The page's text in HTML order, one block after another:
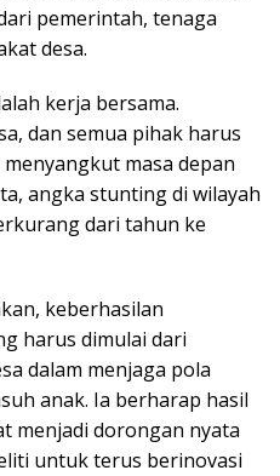
pemerintah, tenaga
desa.
kerja bersama.
dan semua pihak harus
masa depan
angka stunting di wilayah
dari tahun ke
keberhasilan
harus dimulai dari
dalam menjaga pola
anak. Ia berharap hasil
menjadi dorongan nyata
untuk terus berinovasi